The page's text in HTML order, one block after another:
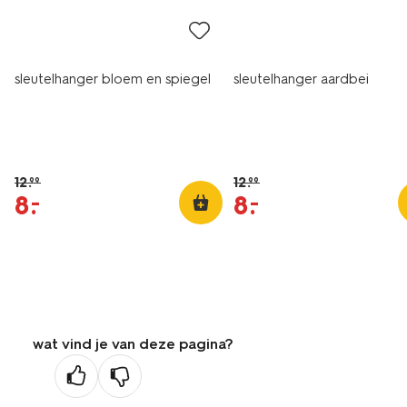
sleutelhanger bloem en spiegel
12.99
8.
–
sleutelhanger aardbei
12.99
8.
–
wat vind je van deze pagina?